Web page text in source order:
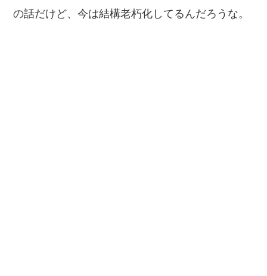
の話だけど、今は結構老朽化してるんだろうな。